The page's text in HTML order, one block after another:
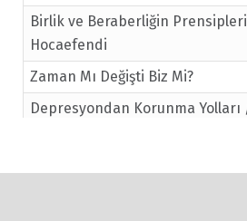
Birlik ve Beraberliğin Prensipleri
Hocaefendi
Zaman Mı Değişti Biz Mi?
Depresyondan Korunma Yolları
Örnek İnsan Hz. Muhammed